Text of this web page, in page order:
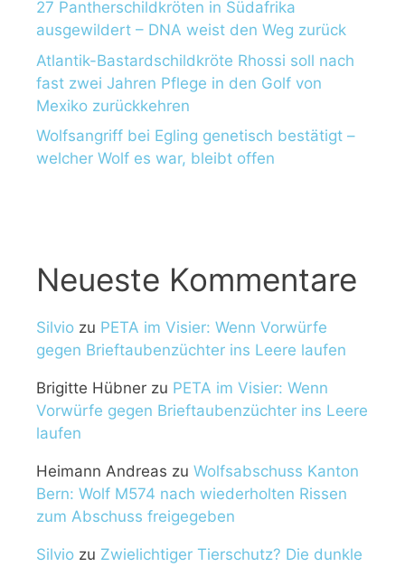
27 Pantherschildkröten in Südafrika
ausgewildert – DNA weist den Weg zurück
Atlantik-Bastardschildkröte Rhossi soll nach
fast zwei Jahren Pflege in den Golf von
Mexiko zurückkehren
Wolfsangriff bei Egling genetisch bestätigt –
welcher Wolf es war, bleibt offen
Neueste Kommentare
Silvio zu PETA im Visier: Wenn Vorwürfe
gegen Brieftaubenzüchter ins Leere laufen
Brigitte Hübner zu PETA im Visier: Wenn
Vorwürfe gegen Brieftaubenzüchter ins Leere
laufen
Heimann Andreas zu Wolfsabschuss Kanton
Bern: Wolf M574 nach wiederholten Rissen
zum Abschuss freigegeben
Silvio zu Zwielichtiger Tierschutz? Die dunkle